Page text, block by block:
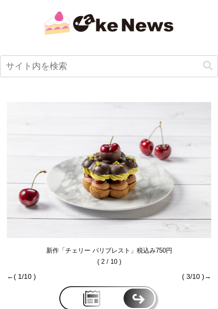
新作「チェリー パリブレスト」税込み750円
( 2 / 10 )
←( 1/10 ) ( 3/10 )→